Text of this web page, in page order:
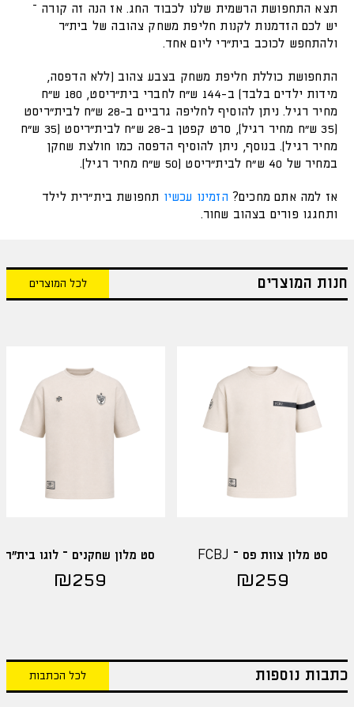
תצא התחפושת הרשמית שלנו לכבוד החג. אז הנה זה קורה –
יש לכם הזדמנות לקנות חליפת משחק צהובה של בית"ר
ולהתחפש לכוכב בית"רי ליום אחד.
התחפושת כוללת חליפת משחק בצבע צהוב (ללא הדפסה,
מידות ילדים בלבד) ב-144 ש"ח לחברי בית"ריסט, 180 ש"ח
מחיר רגיל. ניתן להוסיף לחליפה גרביים ב-28 ש"ח לבית"ריסט
(35 ש"ח מחיר רגיל), סרט קפטן ב-28 ש"ח לבית"ריסט (35 ש"ח
מחיר רגיל). בנוסף, ניתן להוסיף הדפסה כמו חולצת שחקן
במחיר של 40 ש"ח לבית"ריסט (50 ש"ח מחיר רגיל).
אז למה אתם מחכים? הזמינו עכשיו תחפושת בית"רית לילד
ותחגגו פורים בצהוב שחור.
חנות המוצרים לכל המוצרים
סט מלון צוות פס – FCBJ
₪259
סט מלון שחקנים – לוגו בית"ר
₪259
כתבות נוספות לכל הכתבות